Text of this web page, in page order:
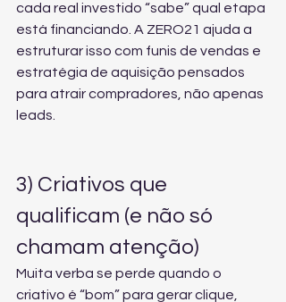
cada real investido “sabe” qual etapa
está financiando. A ZERO21 ajuda a
estruturar isso com funis de vendas e
estratégia de aquisição pensados
para atrair compradores, não apenas
leads.
3) Criativos que
qualificam (e não só
chamam atenção)
Muita verba se perde quando o
criativo é “bom” para gerar clique,